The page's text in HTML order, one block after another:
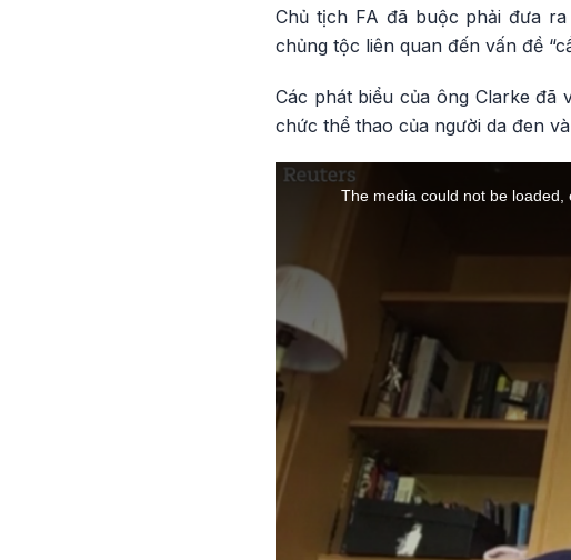
Chủ tịch FA đã buộc phải đưa
chủng tộc liên quan đến vấn đề
Các phát biểu của ông Clarke
chức thể thao của người da đen
This is a modal window.
The media could not be